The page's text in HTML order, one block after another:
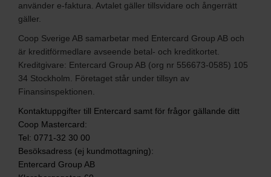
använder e-faktura. Avtalet gäller tillsvidare och ångerrätt
gäller.
Coop Sverige AB samarbetar med Entercard Group AB och
är kreditförmedlare avseende betal- och kreditkortet.
Kreditgivare: Entercard Group AB (org nr 556673-0585) 105
34 Stockholm. Företaget står under tillsyn av
Finansinspektionen.
Kontaktuppgifter till Entercard samt för frågor gällande ditt
Coop Mastercard:
Tel: 0771-32 30 00
Besöksadress (ej kundmottagning):
Entercard Group AB